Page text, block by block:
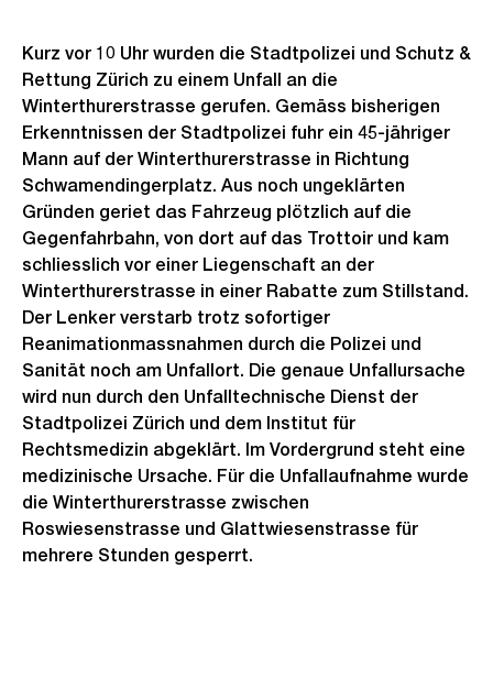
Kurz vor 10 Uhr wurden die Stadtpolizei und Schutz &
Rettung Zürich zu einem Unfall an die
Winterthurerstrasse gerufen. Gemäss bisherigen
Erkenntnissen der Stadtpolizei fuhr ein 45-jähriger
Mann auf der Winterthurerstrasse in Richtung
Schwamendingerplatz. Aus noch ungeklärten
Gründen geriet das Fahrzeug plötzlich auf die
Gegenfahrbahn, von dort auf das Trottoir und kam
schliesslich vor einer Liegenschaft an der
Winterthurerstrasse in einer Rabatte zum Stillstand.
Der Lenker verstarb trotz sofortiger
Reanimationmassnahmen durch die Polizei und
Sanität noch am Unfallort. Die genaue Unfallursache
wird nun durch den Unfalltechnische Dienst der
Stadtpolizei Zürich und dem Institut für
Rechtsmedizin abgeklärt. Im Vordergrund steht eine
medizinische Ursache. Für die Unfallaufnahme wurde
die Winterthurerstrasse zwischen
Roswiesenstrasse und Glattwiesenstrasse für
mehrere Stunden gesperrt.